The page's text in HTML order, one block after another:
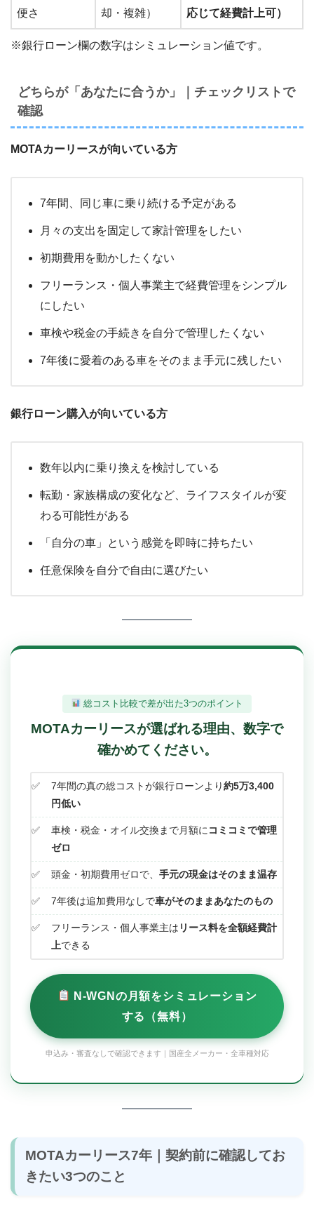
便さ 却・複雑） 応じて経費計上可）
※銀行ローン欄の数字はシミュレーション値です。
どちらが「あなたに合うか」｜チェックリストで
確認
MOTAカーリースが向いている方
7年間、同じ車に乗り続ける予定がある
月々の支出を固定して家計管理をしたい
初期費用を動かしたくない
フリーランス・個人事業主で経費管理をシンプル
にしたい
車検や税金の手続きを自分で管理したくない
7年後に愛着のある車をそのまま手元に残したい
銀行ローン購入が向いている方
数年以内に乗り換えを検討している
転勤・家族構成の変化など、ライフスタイルが変
わる可能性がある
「自分の車」という感覚を即時に持ちたい
任意保険を自分で自由に選びたい
総コスト比較で差が出た3つのポイント
MOTAカーリースが選ばれる理由、数字で
確かめてください。
7年間の真の総コストが銀行ローンより約5万3,400
円低い
車検・税金・オイル交換まで月額に コミコミで管理
ゼロ
頭金・初期費用ゼロで、 手元の現金はそのまま温存
7年後は追加費用なしで車がそのままあなたのもの
フリーランス・個人事業主は リース料を全額経費計
上できる
N-WGNの月額をシミュレーション
する（無料）
申込み・審査なしで確認できます｜国産全メーカー・全車種対応
MOTAカーリース7年｜契約前に確認してお
きたい3つのこと